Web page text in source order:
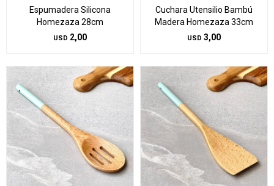
Espumadera Silicona
Homezaza 28cm
USD 2,00
Cuchara Utensilio Bambú
Madera Homezaza 33cm
USD 3,00